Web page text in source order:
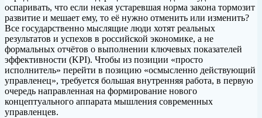
оспаривать, что если некая устаревшая норма закона тормозит
развитие и мешает ему, то её нужно отменить или изменить?
Все государственно мыслящие люди хотят реальных
результатов и успехов в российской экономике, а не
формальных отчётов о выполнении ключевых показателей
эффективности (KPI). Чтобы из позиции «просто
исполнитель» перейти в позицию «осмысленно действующий
управленец», требуется большая внутренняя работа, в первую
очередь направленная на формирование нового
концептуального аппарата мышления современных
управленцев.